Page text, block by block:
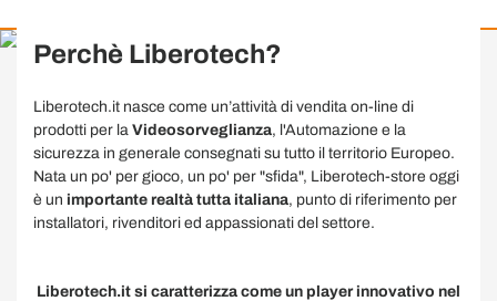
Perchè Liberotech?
Liberotech.it nasce come un’attività di vendita on-line di
prodotti per la Videosorveglianza, l'Automazione e la
sicurezza in generale consegnati su tutto il territorio Europeo.
Nata un po' per gioco, un po' per "sfida", Liberotech-store oggi
è un importante realtà tutta italiana, punto di riferimento per
installatori, rivenditori ed appassionati del settore.
Liberotech.it si caratterizza come un player innovativo nel